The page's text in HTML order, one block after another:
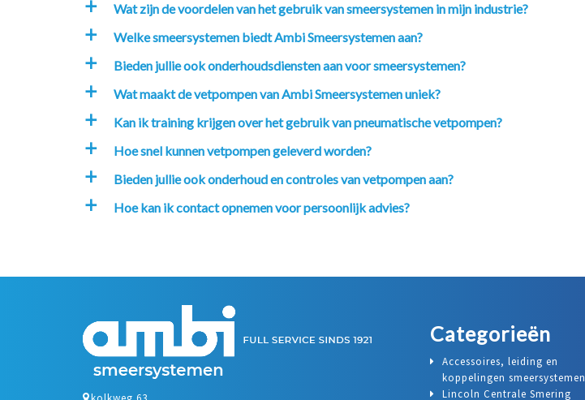
a Wat zijn de voordelen van het gebruik van smeersystemen in mijn industrie?
a Welke smeersystemen biedt Ambi Smeersystemen aan?
a Bieden jullie ook onderhoudsdiensten aan voor smeersystemen?
a Wat maakt de vetpompen van Ambi Smeersystemen uniek?
a Kan ik training krijgen over het gebruik van pneumatische vetpompen?
a Hoe snel kunnen vetpompen geleverd worden?
a Bieden jullie ook onderhoud en controles van vetpompen aan?
a Hoe kan ik contact opnemen voor persoonlijk advies?
Categorieën
Accessoires, leiding en
koppelingen smeersystemen
Lincoln Centrale Smering